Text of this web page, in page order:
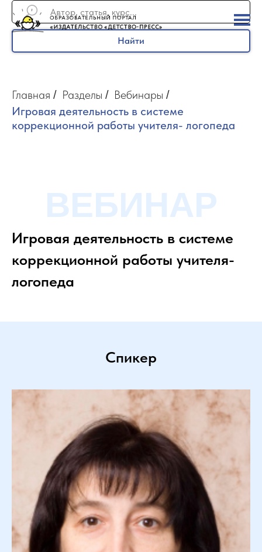
Найти
Главная / Разделы / Вебинары /
Игровая деятельность в системе
коррекционной работы учителя- логопеда
ВЕБИНАР
Игровая деятельность в системе
коррекционной работы учителя-
логопеда
Спикер